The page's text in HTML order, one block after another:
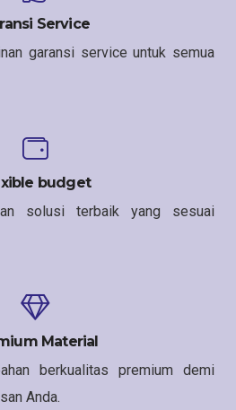
Service
garansi service untuk semua
budget
solusi terbaik yang sesuai
Material
berkualitas premium demi
Anda.